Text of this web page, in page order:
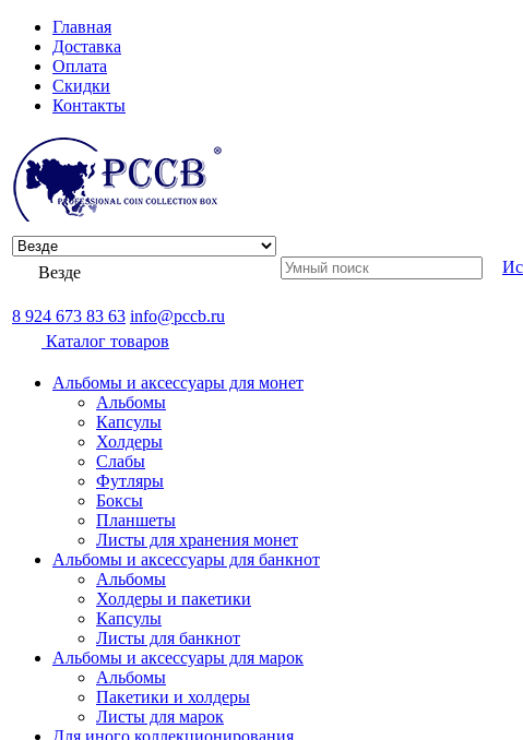
Главная
Доставка
Оплата
Скидки
Контакты
Везде
8 924 673 83 63 info@pccb.ru
Каталог товаров
Альбомы и аксессуары для монет
Альбомы
Капсулы
Холдеры
Слабы
Футляры
Боксы
Планшеты
Листы для хранения монет
Альбомы и аксессуары для банкнот
Альбомы
Холдеры и пакетики
Капсулы
Листы для банкнот
Альбомы и аксессуары для марок
Альбомы
Пакетики и холдеры
Листы для марок